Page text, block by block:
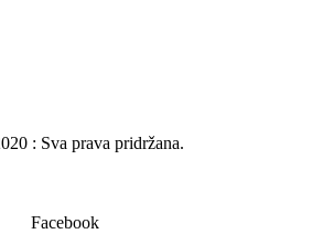
: Sva prava pridržana.
Facebook